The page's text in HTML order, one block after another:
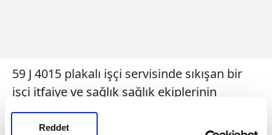
Reddet
59 J 4015 plakalı işçi servisinde sıkışan bir
işçi itfaiye ve sağlık sağlık ekiplerinin
uğraşları sonucu sıkıştığı yerden çıkarıldı.